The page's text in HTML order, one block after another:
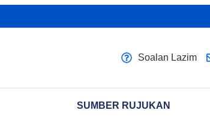
Soalan Lazim
SUMBER RUJUKAN